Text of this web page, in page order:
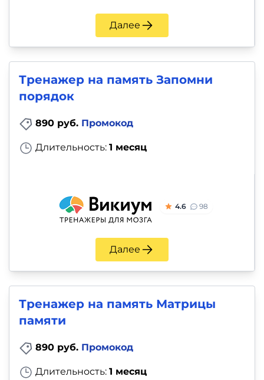
Далее
Тренажер на память Запомни
порядок
890 руб. Промокод
Длительность: 1 месяц
4.6 98
Далее
Тренажер на память Матрицы
памяти
890 руб. Промокод
Длительность: 1 месяц